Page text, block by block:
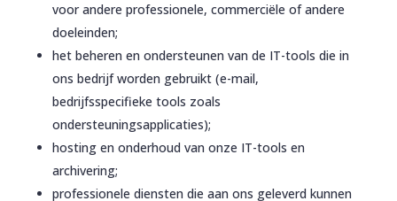
voor andere professionele, commerciële of andere
doeleinden;
het beheren en ondersteunen van de IT-tools die in
ons bedrijf worden gebruikt (e-mail,
bedrijfsspecifieke tools zoals
ondersteuningsapplicaties);
hosting en onderhoud van onze IT-tools en
archivering;
professionele diensten die aan ons geleverd kunnen